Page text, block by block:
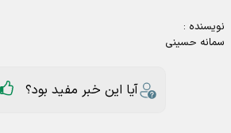
نویسنده :
سمانه حسینی
آیا این خبر مفید بود؟